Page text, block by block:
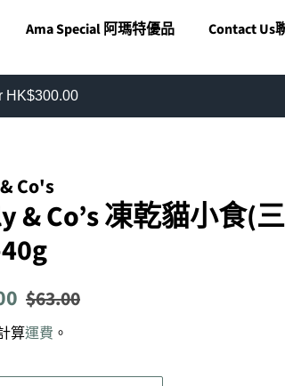
Ama Special 阿瑪特優品 Contact Us
HK$300.00
Co's
& Co’s 凍乾貓小食(
售
$63.00
算運費 。